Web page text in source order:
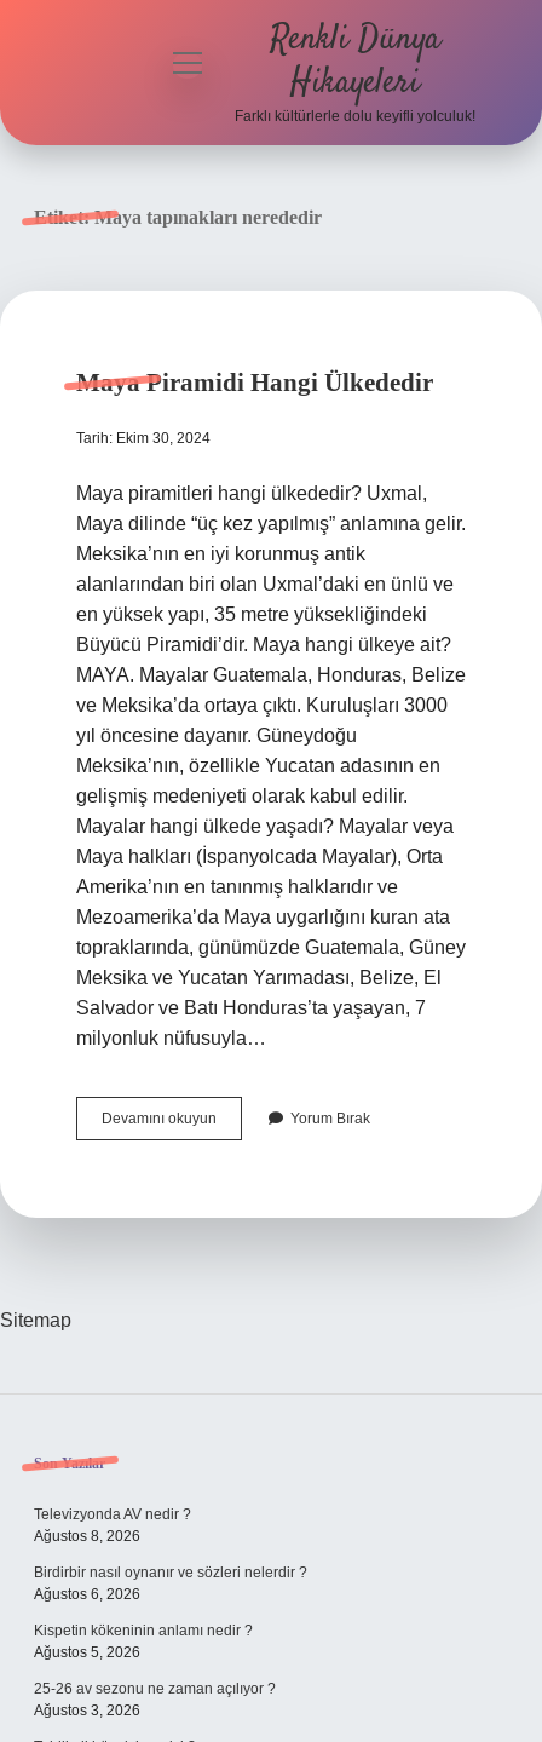
Politikası
menüyü
Renkli Dünya
Hikayeleri
Farklı kültürlerle dolu keyifli yolculuk!
Etiket:Maya tapınakları nerededir
Maya Piramidi Hangi Ülkededir
Tarih: Ekim 30, 2024
Maya piramitleri hangi ülkededir? Uxmal,
Maya dilinde “üç kez yapılmış” anlamına gelir.
Meksika’nın en iyi korunmuş antik
alanlarından biri olan Uxmal’daki en ünlü ve
en yüksek yapı, 35 metre yüksekliğindeki
Büyücü Piramidi’dir. Maya hangi ülkeye ait?
MAYA. Mayalar Guatemala, Honduras, Belize
ve Meksika’da ortaya çıktı. Kuruluşları 3000
yıl öncesine dayanır. Güneydoğu
Meksika’nın, özellikle Yucatan adasının en
gelişmiş medeniyeti olarak kabul edilir.
Mayalar hangi ülkede yaşadı? Mayalar veya
Maya halkları (İspanyolcada Mayalar), Orta
Amerika’nın en tanınmış halklarıdır ve
Mezoamerika’da Maya uygarlığını kuran ata
topraklarında, günümüzde Guatemala, Güney
Meksika ve Yucatan Yarımadası, Belize, El
Salvador ve Batı Honduras’ta yaşayan, 7
milyonluk nüfusuyla…
Devamını okuyun
Piramidi
Yorum Bırak
Sitemap
Sidebar
Son Yazılar
Televizyonda AV nedir ?
Ağustos 8, 2026
Birdirbir nasıl oynanır ve sözleri nelerdir ?
Ağustos 6, 2026
Kispetin kökeninin anlamı nedir ?
Ağustos 5, 2026
25-26 av sezonu ne zaman açılıyor ?
Ağustos 3, 2026